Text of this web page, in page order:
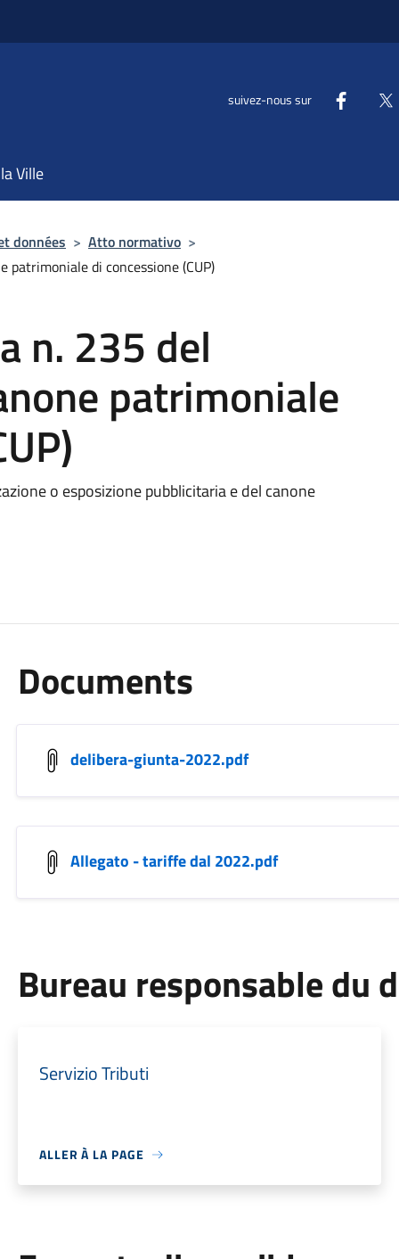
suivez-nous sur
Ville
données > Atto normativo >
di concessione (CUP)
n. 235 del
patrimoniale
o esposizione pubblicitaria e del canone
Documents
delibera-giunta-2022.pdf
Allegato - tariffe dal 2022.pdf
Bureau responsable du
Servizio Tributi
ALLER À LA PAGE